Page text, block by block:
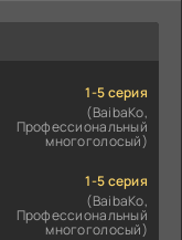
1-5 серия
(BaibaKo,
Профессиональный
многоголосый)
1-5 серия
(BaibaKo,
Профессиональный
многоголосый)